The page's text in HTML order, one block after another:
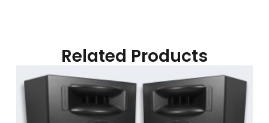
Related Products